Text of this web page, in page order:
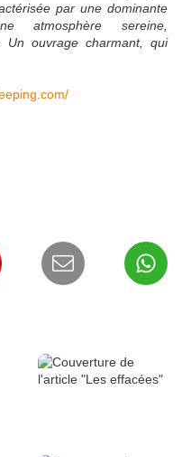
par une dominante
atmosphère sereine,
Un ouvrage charmant, qui